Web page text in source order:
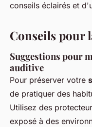
conseils éclairés et
Conseils pour
Suggestions pour
auditive
Pour préserver votre
de pratiquer des
Utilisez des
exposé à des